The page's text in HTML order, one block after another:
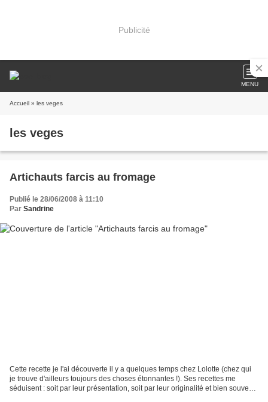
Publicité
MENU
Accueil » les veges
les veges
Artichauts farcis au fromage
Publié le 28/06/2008 à 11:10
Par Sandrine
Cette recette je l'ai découverte il y a quelques temps chez Lolotte (chez qui
je trouve d'ailleurs toujours des choses étonnantes !). Ses recettes me
séduisent : soit par leur présentation, soit par leur originalité et bien souvent